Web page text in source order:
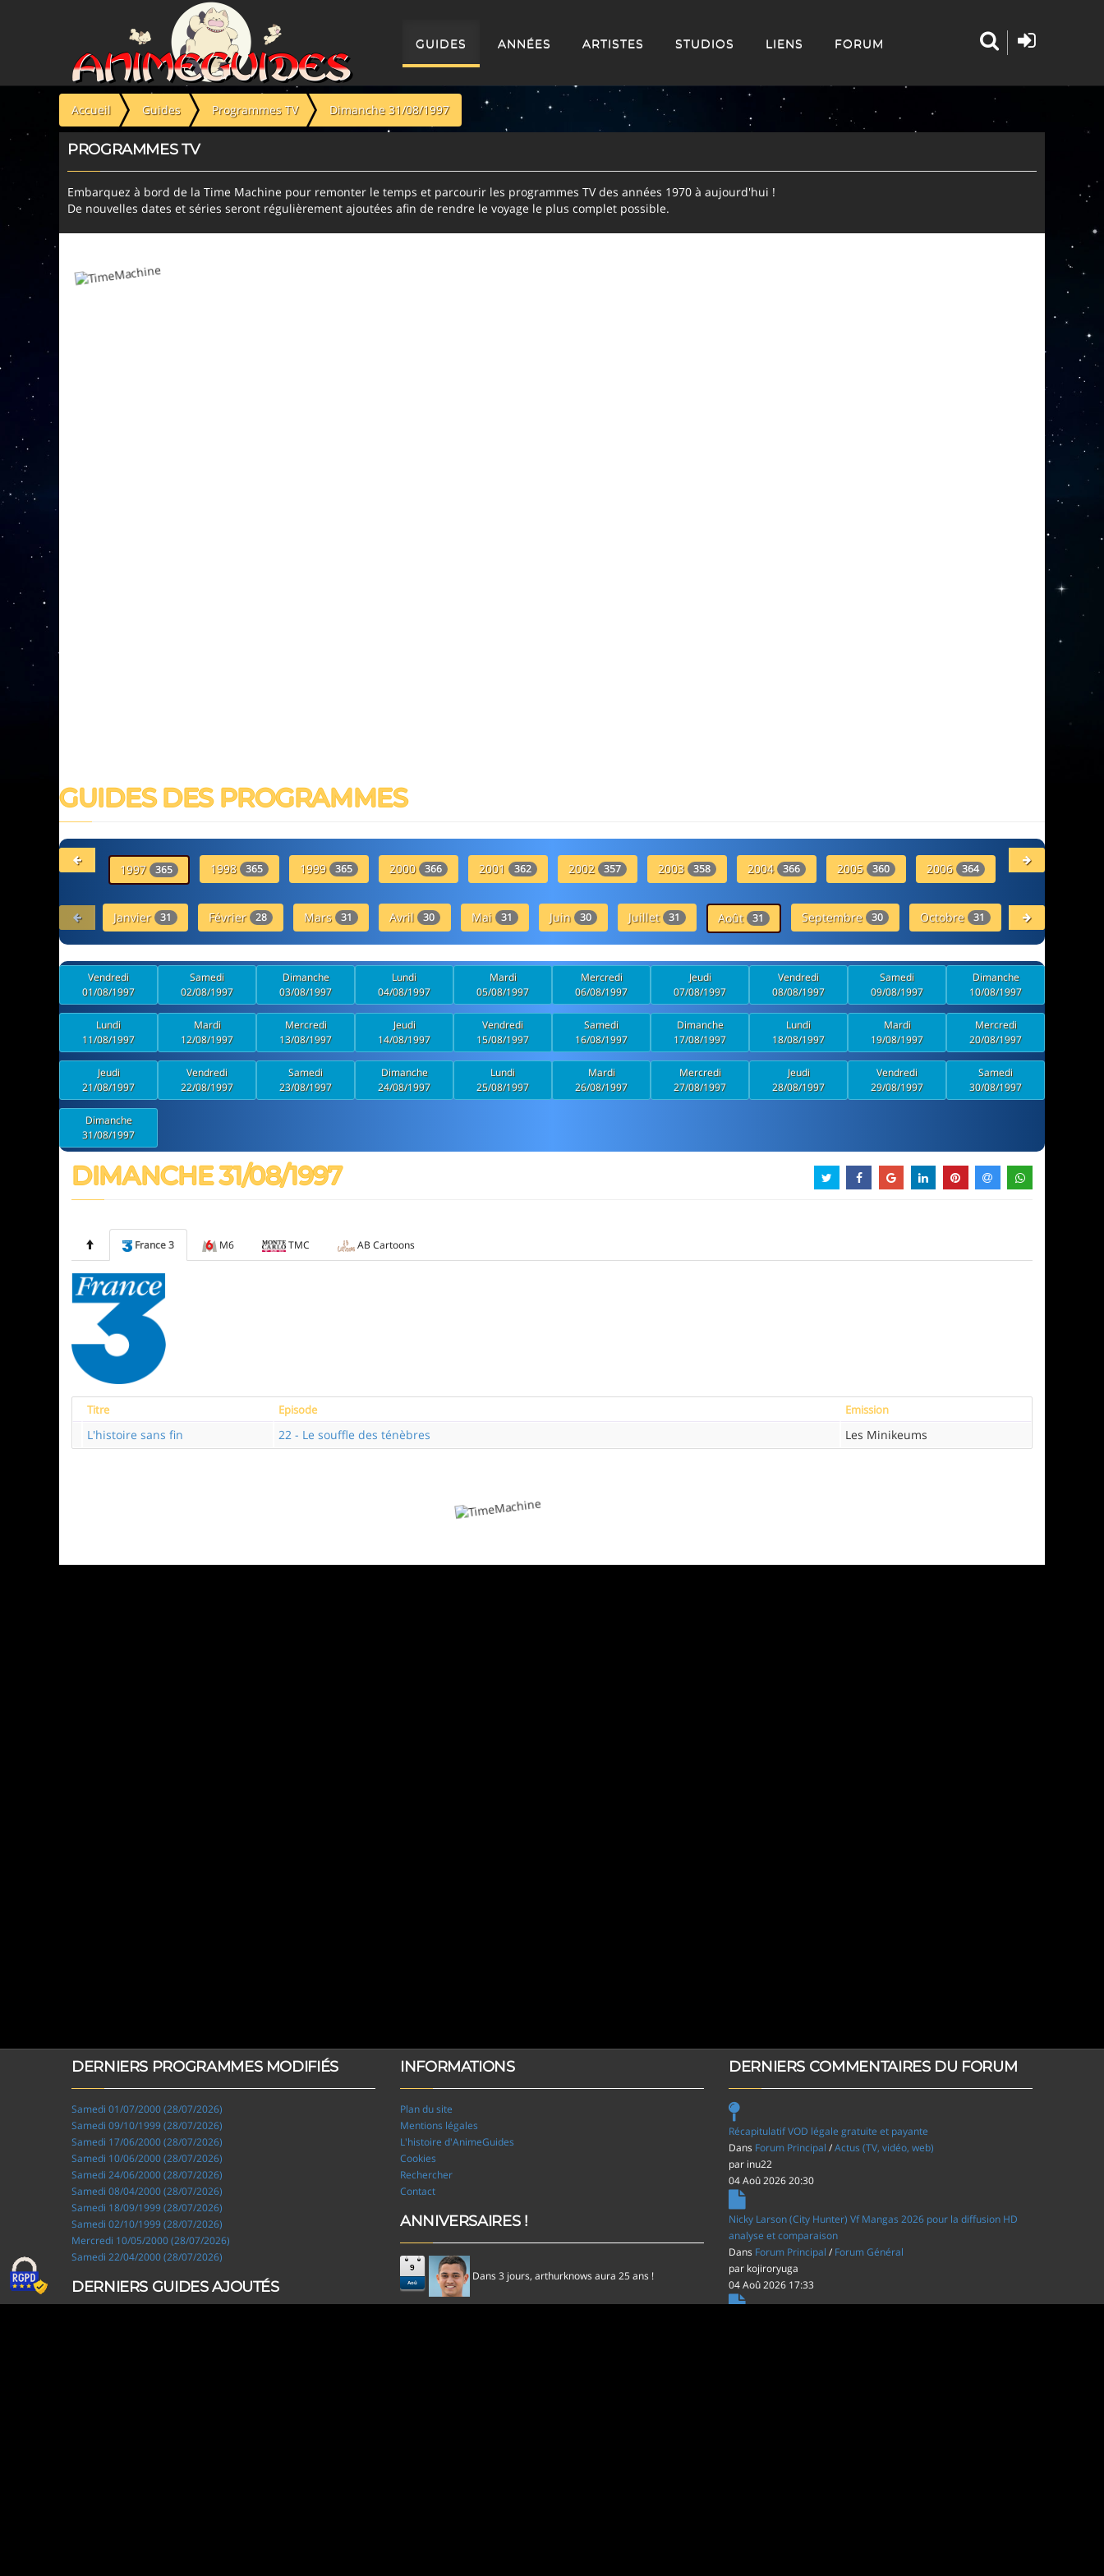
GUIDES ANNÉES ARTISTES STUDIOS LIENS FORUM
Accueil Guides Programmes TV Dimanche 31/08/1997
PROGRAMMES TV
Embarquez à bord de la Time Machine pour remonter le temps et parcourir les programmes TV des années 1970 à aujourd'hui !
De nouvelles dates et séries seront régulièrement ajoutées afin de rendre le voyage le plus complet possible.
GUIDES DES PROGRAMMES
1997 365 1998 365 1999 365 2000 366 2001 362 2002 357 2003 358 2004 366 2005 360 2006 364 2007
Janvier 31 Février 28 Mars 31 Avril 30 Mai 31 Juin 30 Juillet 31 Août 31 Septembre 30 Octobre 31 Novembre
Vendredi
01/08/1997
Samedi
02/08/1997
Dimanche
03/08/1997
Lundi
04/08/1997
Mardi
05/08/1997
Mercredi
06/08/1997
Jeudi
07/08/1997
Vendredi
08/08/1997
Samedi
09/08/1997
Dimanche
10/08/1997
Lundi
11/08/1997
Mardi
12/08/1997
Mercredi
13/08/1997
Jeudi
14/08/1997
Vendredi
15/08/1997
Samedi
16/08/1997
Dimanche
17/08/1997
Lundi
18/08/1997
Mardi
19/08/1997
Mercredi
20/08/1997
Jeudi
21/08/1997
Vendredi
22/08/1997
Samedi
23/08/1997
Dimanche
24/08/1997
Lundi
25/08/1997
Mardi
26/08/1997
Mercredi
27/08/1997
Jeudi
28/08/1997
Vendredi
29/08/1997
Samedi
30/08/1997
Dimanche
31/08/1997
DIMANCHE 31/08/1997
France 3 M6 TMC AB Cartoons
Titre Episode Emission
L'histoire sans fin 22 - Le souffle des ténèbres Les Minikeums
DERNIERS PROGRAMMES MODIFIÉS
Samedi 01/07/2000 (28/07/2026)
Samedi 09/10/1999 (28/07/2026)
Samedi 17/06/2000 (28/07/2026)
Samedi 10/06/2000 (28/07/2026)
Samedi 24/06/2000 (28/07/2026)
Samedi 08/04/2000 (28/07/2026)
Samedi 18/09/1999 (28/07/2026)
Samedi 02/10/1999 (28/07/2026)
Mercredi 10/05/2000 (28/07/2026)
Samedi 22/04/2000 (28/07/2026)
DERNIERS GUIDES AJOUTÉS
INFORMATIONS
Plan du site
Mentions légales
L'histoire d'AnimeGuides
Cookies
Rechercher
Contact
ANNIVERSAIRES !
9
Aoû
Dans 3 jours, arthurknows aura 25 ans !
DERNIERS COMMENTAIRES DU FORUM
Récapitulatif VOD légale gratuite et payante
Dans Forum Principal /Actus (TV, vidéo, web)
par inu22
04 Aoû 2026 20:30
Nicky Larson (City Hunter) Vf Mangas 2026 pour la diffusion HD
analyse et comparaison
Dans Forum Principal / Forum Général
par kojiroryuga
04 Aoû 2026 17:33